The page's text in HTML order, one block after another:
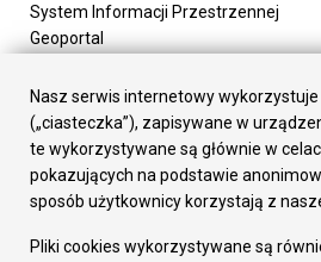
System Informacji Przestrzennej
Geoportal
Załatw sprawę
Prezydent Miasta
Rada Miasta
Wydziały
Elektroniczna Skrzynka Podawcza
Gospodarka
Nasz serwis internetowy wykorzystuje
(„ciasteczka”), zapisywane w
te wykorzystywane są głównie w
pokazujących na podstawie
sposób użytkownicy korzystają z
Pliki cookies wykorzystywane są